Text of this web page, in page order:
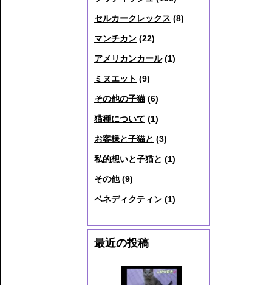
セルカークレックス (8)
マンチカン (22)
アメリカンカール(1)
ミヌエット (9)
その他の子猫 (6)
猫種について (1)
お客様と子猫と (3)
私的想いと子猫と (1)
その他(9)
ベネディクティン (1)
最近の投稿